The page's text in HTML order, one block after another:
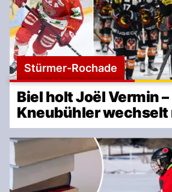
Stürmer-Rochade
Biel holt Joël Vermin –
Kneubühler wechselt